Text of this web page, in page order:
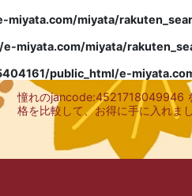
miyata/
miyata.com/miyata/
public_html/e-
憧れのjancode:4521718049946
格を比較して、お得に手に入れま